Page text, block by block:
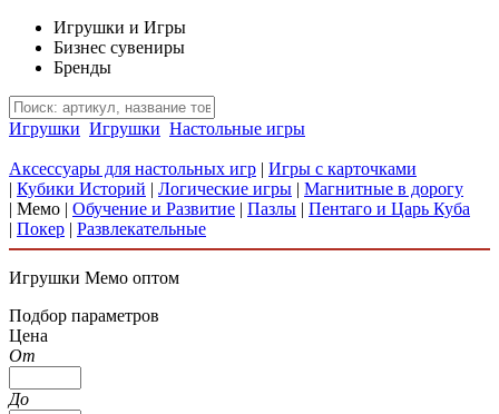
Игрушки и Игры
Бизнес сувениры
Бренды
Игрушки Игрушки Настольные игры
Аксессуары для настольных игр | Игры с карточками
| Кубики Историй | Логические игры | Магнитные в дорогу
| Мемо | Обучение и Развитие | Пазлы | Пентаго и Царь Куба
| Покер | Развлекательные
Игрушки Мемо оптом
Подбор параметров
Цена
От
До